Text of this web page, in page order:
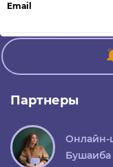
Email
Партнеры
Онлайн-
Бушаиба